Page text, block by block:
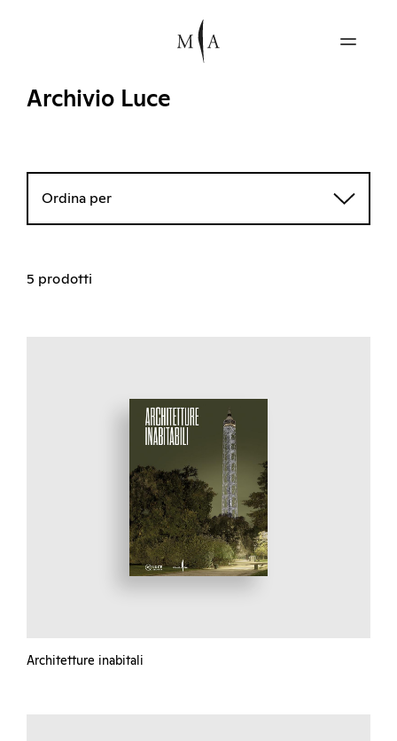
Archivio Luce
Ordina per
5 prodotti
Architetture inabitali